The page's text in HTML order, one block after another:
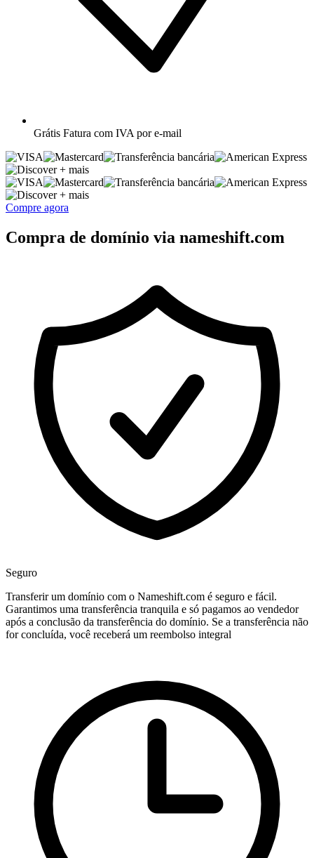
Grátis Fatura com IVA por e-mail
+ mais
+ mais
Compre agora
Compra de domínio via nameshift.com
Seguro
Transferir um domínio com o Nameshift.com é seguro e fácil.
Garantimos uma transferência tranquila e só pagamos ao vendedor
após a conclusão da transferência do domínio. Se a transferência não
for concluída, você receberá um reembolso integral